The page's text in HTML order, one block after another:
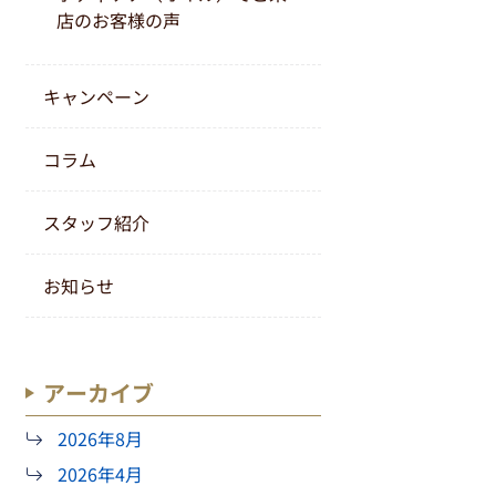
店のお客様の声
キャンペーン
コラム
スタッフ紹介
お知らせ
アーカイブ
2026年8月
2026年4月